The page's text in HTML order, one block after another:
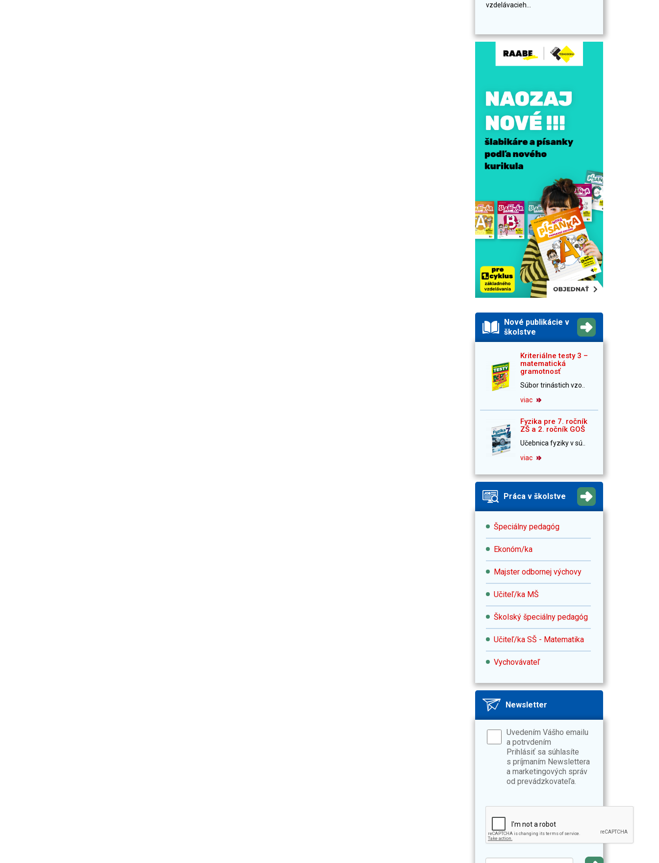
vzdelávacieh...
Nové publikácie v
školstve
Kriteriálne testy 3 –
matematická
gramotnosť
Súbor trinástich vzo..
viac
Fyzika pre 7. ročník
ZŠ a 2. ročník GOŠ
Učebnica fyziky v sú..
viac
Práca v školstve
Špeciálny pedagóg
Ekonóm/ka
Majster odbornej výchovy
Učiteľ/ka MŠ
Školský špeciálny pedagóg
Učiteľ/ka SŠ - Matematika
Vychovávateľ
Newsletter
Uvedením Vášho emailu
a potrvdením
Prihlásiť sa súhlasíte
s príjmaním Newslettera
a marketingových správ
od prevádzkovateľa.